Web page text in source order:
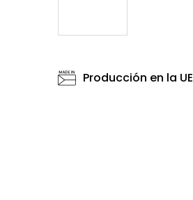
Producción en la UE